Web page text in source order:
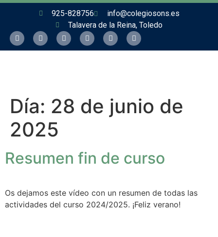
925-828756
info@colegiosons.es
Talavera de la Reina, Toledo
Día: 28 de junio de
2025
Resumen fin de curso
Os dejamos este vídeo con un resumen de todas las
actividades del curso 2024/2025. ¡Feliz verano!